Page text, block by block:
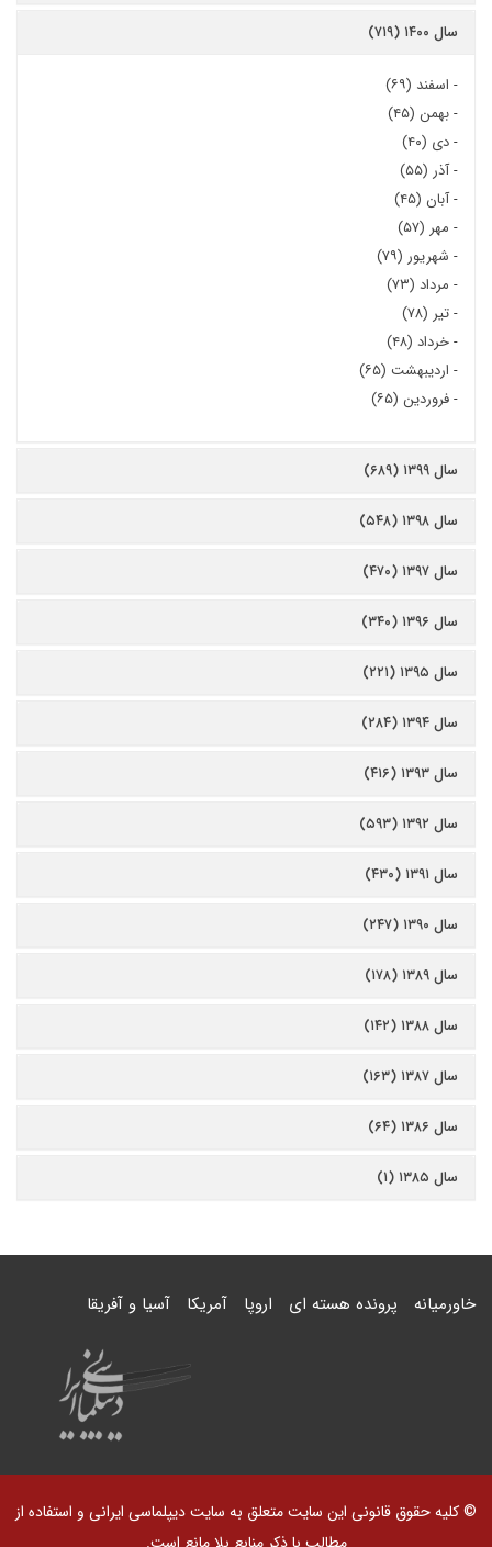
سال ۱۴۰۰ (۷۱۹)
- اسفند (۶۹)
-بهمن (۴۵)
-دی (۴۰)
-آذر (۵۵)
-آبان (۴۵)
- مهر (۵۷)
- شهریور (۷۹)
- مرداد (۷۳)
-تیر (۷۸)
-خرداد (۴۸)
- اردیبهشت (۶۵)
-فروردین (۶۵)
سال ۱۳۹۹ (۶۸۹)
سال ۱۳۹۸ (۵۴۸)
سال ۱۳۹۷ (۴۷۰)
سال ۱۳۹۶ (۳۴۰)
سال ۱۳۹۵ (۲۲۱)
سال ۱۳۹۴ (۲۸۴)
سال ۱۳۹۳ (۴۱۶)
سال ۱۳۹۲ (۵۹۳)
سال ۱۳۹۱ (۴۳۰)
سال ۱۳۹۰ (۲۴۷)
سال ۱۳۸۹ (۱۷۸)
سال ۱۳۸۸ (۱۴۲)
سال ۱۳۸۷ (۱۶۳)
سال ۱۳۸۶ (۶۴)
سال ۱۳۸۵ (۱)
خاورمیانه پرونده هسته ای اروپا آمریکا آسیا و آفریقا
© کلیه حقوق قانونی این سایت متعلق به سایت دیپلماسی ایرانی و استفاده از